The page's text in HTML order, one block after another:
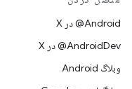
‫‎@Android در X
‫‎@AndroidDev در X
وبلاگ Android